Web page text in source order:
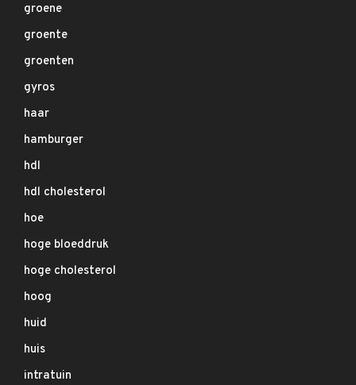
groene
groente
groenten
gyros
haar
hamburger
hdl
hdl cholesterol
hoe
hoge bloeddruk
hoge cholesterol
hoog
huid
huis
intratuin